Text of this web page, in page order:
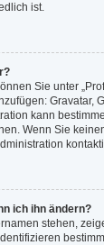
ist.
Sie unter
Gravatar,
kann
Wenn Sie
ich ihn ändern?
stehen,